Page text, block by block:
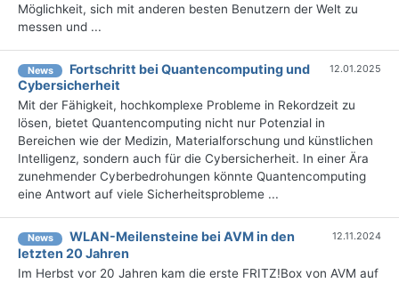
Möglichkeit, sich mit anderen besten Benutzern der Welt zu
messen und ...
News
Fortschritt bei Quantencomputing und
Cybersicherheit
12.01.2025
Mit der Fähigkeit, hochkomplexe Probleme in Rekordzeit zu
lösen, bietet Quantencomputing nicht nur Potenzial in
Bereichen wie der Medizin, Materialforschung und künstlichen
Intelligenz, sondern auch für die Cybersicherheit. In einer Ära
zunehmender Cyberbedrohungen könnte Quantencomputing
eine Antwort auf viele Sicherheitsprobleme ...
News
WLAN-Meilensteine bei AVM in den
letzten 20 Jahren
12.11.2024
Im Herbst vor 20 Jahren kam die erste FRITZ!Box von AVM auf